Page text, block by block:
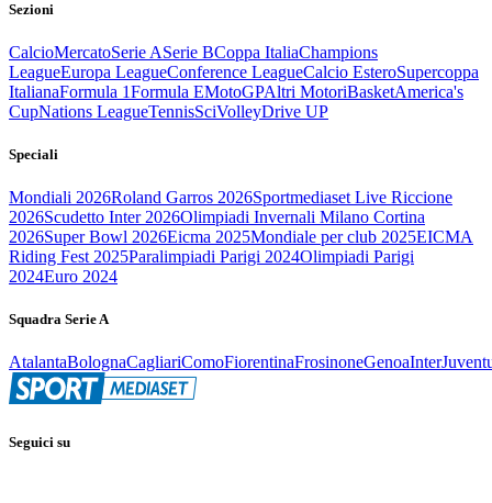
Sezioni
CalcioMercatoSerie ASerie BCoppa ItaliaChampions
LeagueEuropa LeagueConference LeagueCalcio EsteroSupercoppa
ItalianaFormula 1Formula EMotoGPAltri MotoriBasketAmerica's
CupNations LeagueTennisSciVolleyDrive UP
Speciali
Mondiali 2026Roland Garros 2026Sportmediaset Live Riccione
2026Scudetto Inter 2026Olimpiadi Invernali Milano Cortina
2026Super Bowl 2026Eicma 2025Mondiale per club 2025EICMA
Riding Fest 2025Paralimpiadi Parigi 2024Olimpiadi Parigi
2024Euro 2024
Squadra Serie A
AtalantaBolognaCagliariComoFiorentinaFrosinoneGenoaInter
Seguici su